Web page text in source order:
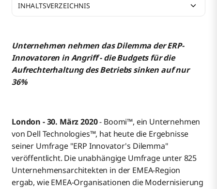
Unternehmen nehmen das Dilemma der ERP-
Innovatoren in Angriff - die Budgets für die
Aufrechterhaltung des Betriebs sinken auf nur
36%
London - 30. März 2020- Boomi™, ein Unternehmen
von Dell Technologies™, hat heute die Ergebnisse
seiner Umfrage "ERP Innovator's Dilemma"
veröffentlicht. Die unabhängige Umfrage unter 825
Unternehmensarchitekten in der EMEA-Region
ergab, wie EMEA-Organisationen die Modernisierung
INHALTSVERZEICHNIS